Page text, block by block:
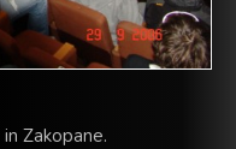
Zakopane.